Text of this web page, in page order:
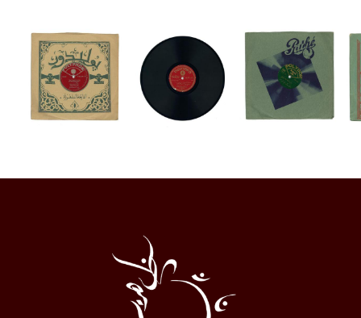
Halqa